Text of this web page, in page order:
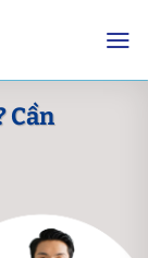
Cần